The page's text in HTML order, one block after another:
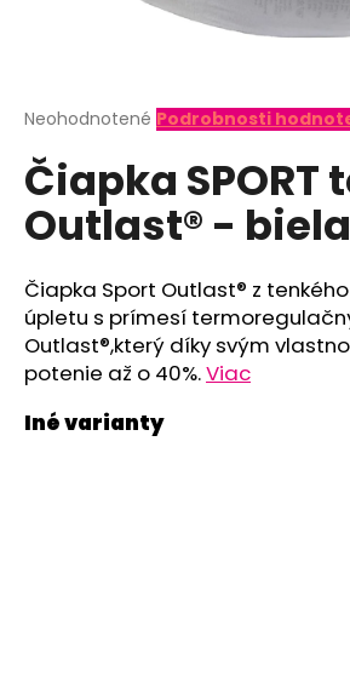
Priemerné
produktu
je
0,0
z
hviezdičiek.
Neohodnotené Podrobnosti
Čiapka SPORT
Outlast® - biela
Čiapka Sport Outlast® z
úpletu s prímesí
Outlast®,který díky svým
potenie až o 40%.Viac
ť
?
HĽADAŤ
O
d
p